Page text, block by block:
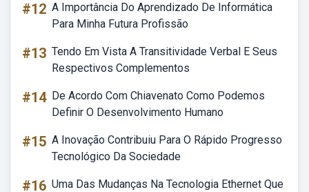
#12 A Importância Do Aprendizado De Informática
Para Minha Futura Profissão
#13 Tendo Em Vista A Transitividade Verbal E Seus
Respectivos Complementos
#14 De Acordo Com Chiavenato Como Podemos
Definir O Desenvolvimento Humano
#15 A Inovação Contribuiu Para O Rápido Progresso
Tecnológico Da Sociedade
#16 Uma Das Mudanças Na Tecnologia Ethernet Que